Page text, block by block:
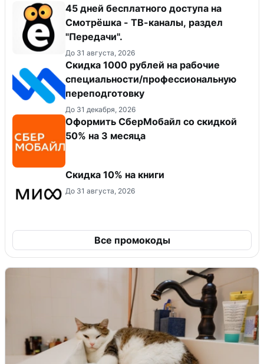
45 дней бесплатного доступа на
Смотрёшка - ТВ-каналы, раздел
"Передачи".
До 31 августа, 2026
Скидка 1000 рублей на рабочие
специальности/профессиональную
переподготовку
До 31 декабря, 2026
Оформить СберМобайл со скидкой
50% на 3 месяца
Скидка 10% на книги
До 31 августа, 2026
Все промокоды